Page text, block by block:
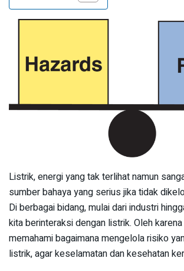
Listrik, energi yang tak terlihat namun
sumber bahaya yang serius jika tidak
Di berbagai bidang, mulai dari industri
kita berinteraksi dengan listrik. Oleh
memahami bagaimana mengelola risiko
listrik, agar keselamatan dan kesehatan